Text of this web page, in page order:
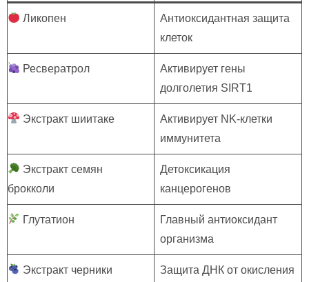
Ликопен
Антиоксидантная защита
клеток
Ресвератрол
Активирует гены
долголетия SIRT1
Экстракт шиитаке
Активирует NK-клетки
иммунитета
Экстракт семян
брокколи
Детоксикация
канцерогенов
Глутатион
Главный антиоксидант
организма
Экстракт черники Защита ДНК от окисления